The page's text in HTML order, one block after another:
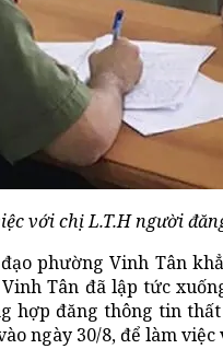
với chị L.T.H người
phường Vinh Tân
Tân đã lập tức
hợp đăng thông tin
ngày 30/8, để làm